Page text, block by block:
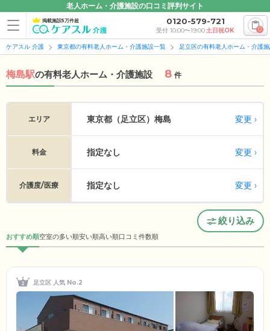
老人ホーム・介護施設の口コミ評判サイト
掲載施設5万件超 0120-579-721
受付 10:00〜19:00土日祝OK 0
ケアスル 介護 東京都の有料老人ホーム・介護施設一覧 足立区の有料老人ホーム・介護
梅島駅の有料老人ホーム・介護施設 8 件
エリア 東京都（足立区） 梅島 変更
料金 指定なし 変更
介護度/医療 指定なし 変更
絞り込み
おすすめ順空室の多い順安い順高い順口コミ件数順
足立区 人気 No.2